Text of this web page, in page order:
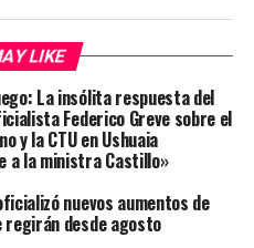
LIKE
La insólita respuesta del
Federico Greve sobre el
y la CTU en Ushuaia
a la ministra Castillo»
nuevos aumentos de
regirán desde agosto